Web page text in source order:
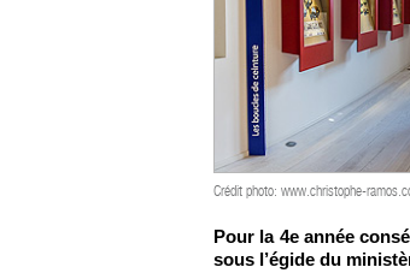
Crédit photo: www.christophe-
Pour la 4e année
sous l’égide du